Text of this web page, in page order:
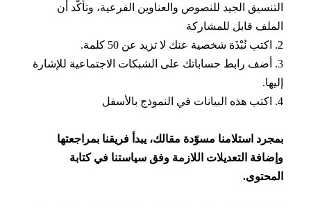
التنسيق الجيد للنصوص والعناوين الفرعية، وتأكّد أن
الملف قابل للمشاركة
2. اكتب نُبْذَة شخصية عنك لا تزيد عن 50 كلمة.
3. أضف رابط حساباتك على الشبكات الاجتماعية للإشارة
إليها.
4. اكتب هذه البيانات في النموذج بالأسفل
بمجرد استلامنا مسوّدة مقالك، يبدأ فريقنا بمراجعتها
وإضافة التعديلات اللازمة وفق سياستنا في كتابة
المحتوى.